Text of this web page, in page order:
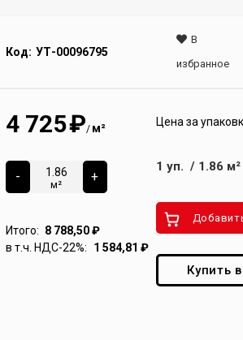
Код: УТ-00096795
В
избранное
4 725₽/ м²
-
м²
+
Итого: 8 788,50₽
в т.ч. НДС-22%:
1 584,81 ₽
Цена за
1 уп. / 1.86 м²
Купить